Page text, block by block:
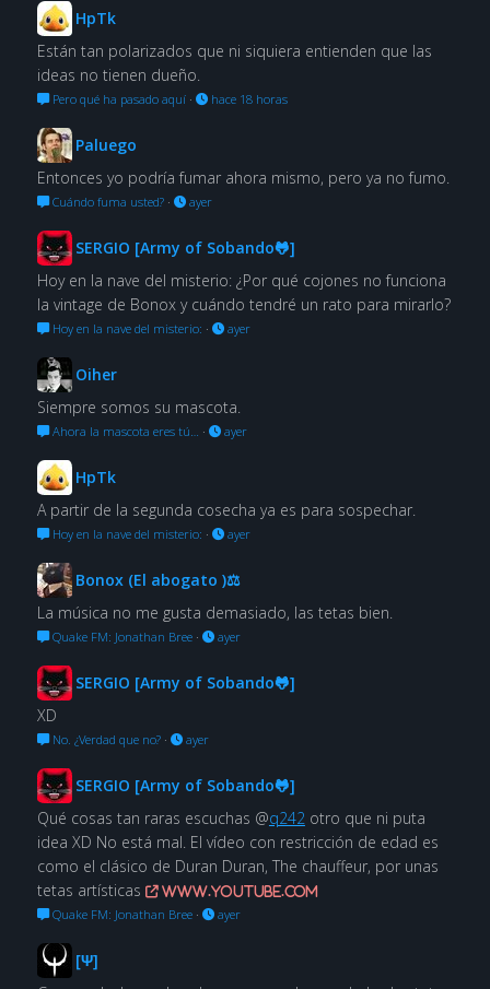
HpTk
Están tan polarizados que ni siquiera entienden que las
ideas no tienen dueño.
Pero qué ha pasado aquí· hace 18 horas
Paluego
Entonces yo podría fumar ahora mismo, pero ya no fumo.
Cuándo fuma usted?· ayer
SERGIO [Army of Sobando🐸]
Hoy en la nave del misterio: ¿Por qué cojones no funciona
la vintage de Bonox y cuándo tendré un rato para mirarlo?
Hoy en la nave del misterio: · ayer
Oiher
Siempre somos su mascota.
Ahora la mascota eres tú… · ayer
HpTk
A partir de la segunda cosecha ya es para sospechar.
Hoy en la nave del misterio: · ayer
Bonox (El abogato )⚖
La música no me gusta demasiado, las tetas bien.
Quake FM: Jonathan Bree· ayer
SERGIO [Army of Sobando🐸]
XD
No. ¿Verdad que no?· ayer
SERGIO [Army of Sobando🐸]
Qué cosas tan raras escuchas @q242 otro que ni puta
idea XD No está mal. El vídeo con restricción de edad es
como el clásico de Duran Duran, The chauffeur, por unas
tetas artísticas
www.youtube.com
Quake FM: Jonathan Bree· ayer
[Ψ]